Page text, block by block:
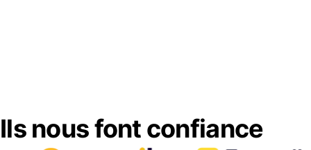
Ils nous font confiance